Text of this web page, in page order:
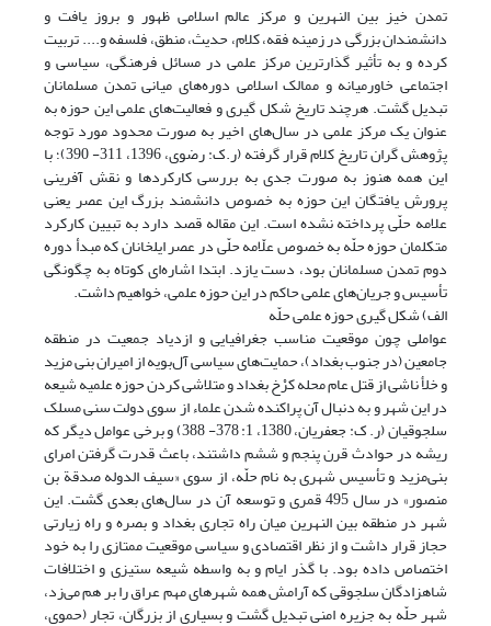
تمدن خیز بین النهرین و مرکز عالم اسلامی ظهور و بروز یافت و
دانشمندان بزرگی در زمینه فقه، کلام، حدیث، منطق، فلسفه و.... تربیت
کرده و به تأثیر گذارترین مرکز علمی در مسائل فرهنگی، سیاسی و
اجتماعی خاورمیانه و ممالک اسلامی دوره‌های میانی تمدن مسلمانان
تبدیل گشت. هرچند تاریخ شکل گیری و فعالیت‌های علمی این حوزه به
عنوان یک مرکز علمی در سال‌های اخیر به صورت محدود مورد توجه
پژوهش گران تاریخ کلام قرار گرفته (ر.ک: رضوی، 1396، 311- 390)؛ با
این همه هنوز به صورت جدی به بررسی کارکردها و نقش آفرینی
پرورش یافتگان این حوزه به خصوص دانشمند بزرگ این عصر یعنی
علامه حلّی پرداخته نشده است. این مقاله قصد دارد به تبیین کارکرد
متکلمان حوزه حلّه به خصوص علّامه حلّی در عصر ایلخانان که مبدأ دوره
دوم تمدن مسلمانان بود، دست یازد. ابتدا اشاره‌ای کوتاه به چگونگی
تأسیس و جریان‌های علمی حاکم در این حوزه علمی، خواهیم داشت.
الف) شکل گیری حوزه علمی حلّه
عواملی چون موقعیت مناسب جغرافیایی و ازدیاد جمعیت در منطقه
جامعین (در جنوب بغداد)، حمایت‌های سیاسی آل‌بویه از امیران بنی مزید
و خلأ ناشی از قتل عام محله کرْخ بغداد و متلاشی کردن حوزه علمیه شیعه
در این شهر و به دنبال آن پراکنده شدن علماء از سوی دولت سنی مسلک
سلجوقیان (ر. ک: جعفریان، 1380، 1: 378- 388) و برخی عوامل دیگر که
ریشه در حوادث قرن پنجم و ششم داشتند، باعث قدرت گرفتن امرای
بنی‌مزید و تأسیس شهری به نام حلّه، از سوی «سیف الدوله صدقة بن
منصور» در سال 495 قمری و توسعه آن در سال‌های بعدی گشت. این
شهر در منطقه بین النهرین میان راه تجاری بغداد و بصره و راه زیارتی
حجاز قرار داشت و از نظر اقتصادی و سیاسی موقعیت ممتازی را به خود
اختصاص داده بود. با گذر ایام و به واسطه شیعه ستیزی و اختلافات
شاهزادگان سلجوقی که آرامش همه شهرهای مهم عراق را بر هم می‌زد،
شهر حلّه به جزیره امنی تبدیل گشت و بسیاری از بزرگان، تجار (حموی،